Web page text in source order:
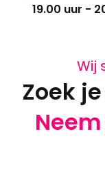
19.00 uur -
Wij
Zoek